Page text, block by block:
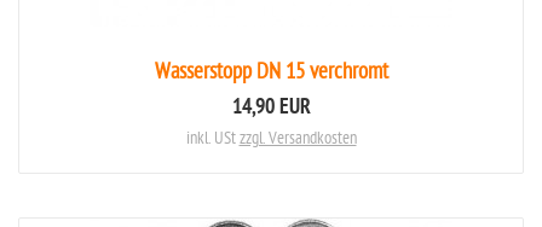
Wasserstopp DN 15 verchromt
14,90 EUR
inkl. UStzzgl. Versandkosten